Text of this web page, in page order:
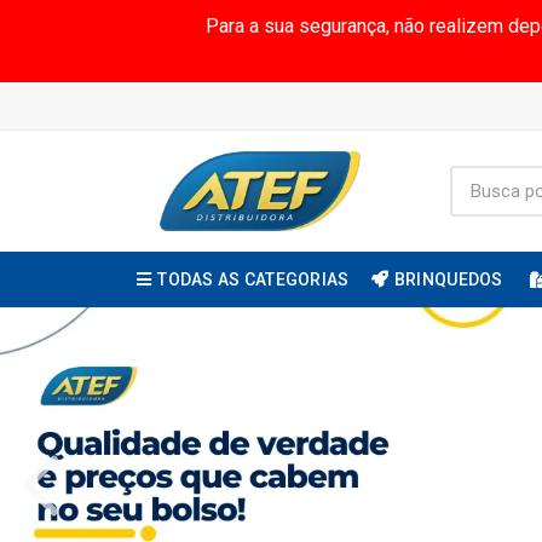
Para a sua segurança, não realizem
TODAS AS CATEGORIAS BRINQUEDOS